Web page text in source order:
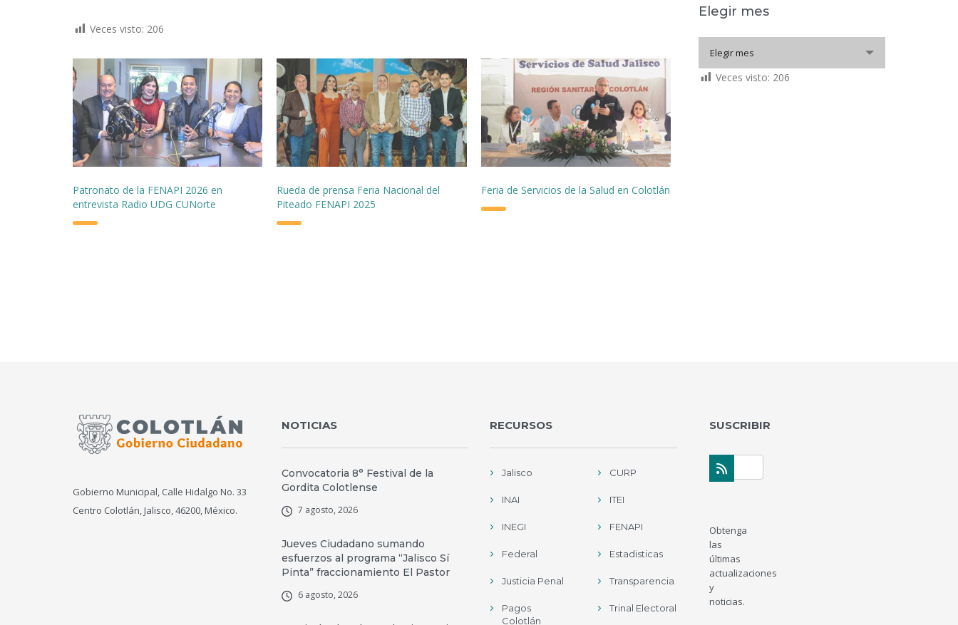
Veces visto: 206
Patronato de la FENAPI 2026 en
entrevista Radio UDG CUNorte
Rueda de prensa Feria Nacional del
Piteado FENAPI 2025
Feria de Servicios de la Salud en Colotlán
Elegir mes
Elegir mes
Veces visto: 206
Gobierno Municipal, Calle Hidalgo No. 33
Centro Colotlán, Jalisco, 46200, México.
NOTICIAS
Convocatoria 8° Festival de la
Gordita Colotlense
7 agosto, 2026
Jueves Ciudadano sumando
esfuerzos al programa “Jalisco Sí
Pinta” fraccionamiento El Pastor
6 agosto, 2026
RECURSOS
Jalisco CURP
INAI ITEI
INEGI FENAPI
Federal Estadisticas
Justicia Penal Transparencia
Pagos
Colotlán
Trinal Electoral
SUSCRIBIR
Obtenga
las
últimas
actualizaciones
y
noticias.